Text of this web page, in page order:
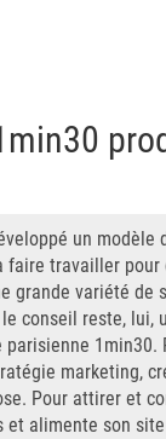
un
travailler
grande variété
conseil reste, lui,
parisienne
marketing,
Pour attirer et
et alimente son